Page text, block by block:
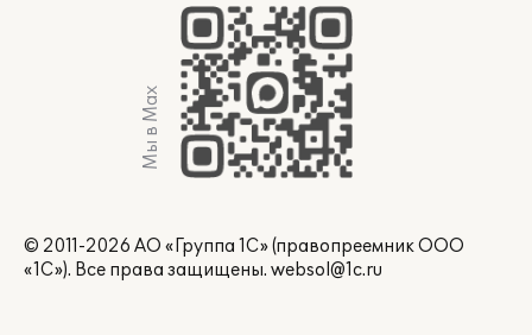
Мы в Max
© 2011-2026 АО «Группа 1С» (правопреемник ООО
«1С»). Все права защищены. websol@1c.ru